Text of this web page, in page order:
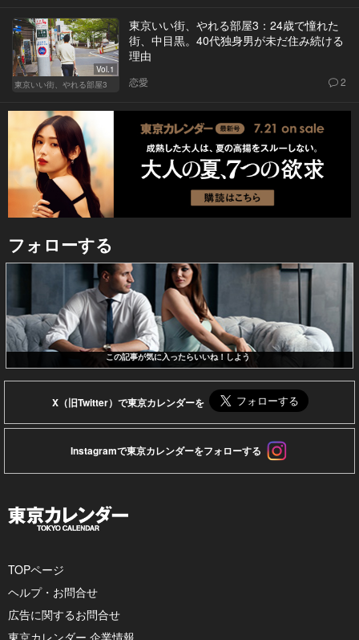
Vol.1
東京いい街、やれる部屋3
東京いい街、やれる部屋3：24歳で憧れた
街、中目黒。40代独身男が未だ住み続ける
理由
恋愛 2
フォローする
この記事が気に入ったらいいね！しよう
X（旧Twitter）で東京カレンダーを
Instagramで東京カレンダーをフォローする
TOPページ
ヘルプ・お問合せ
広告に関するお問合せ